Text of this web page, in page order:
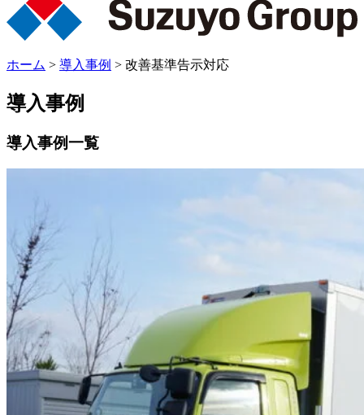
ホーム > 導入事例 > 改善基準告示対応
導入事例
導入事例一覧